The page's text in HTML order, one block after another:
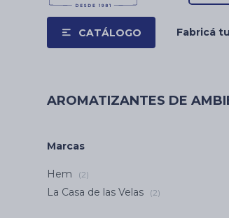
CATÁLOGO Fabricá
AROMATIZANTES DE
Marcas
Hem (2)
La Casa de las Velas (2)